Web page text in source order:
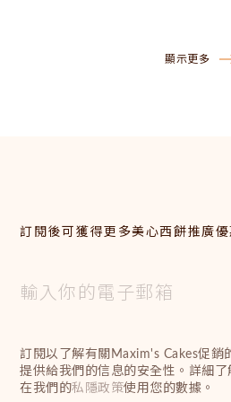
顯示更多
訂閱後可獲得更多美心西餅推廣優
訂閱以了解有關Maxim's Cakes促銷
提供給我們的信息的安全性。詳細了
在我們的私隱政策使用您的數據。